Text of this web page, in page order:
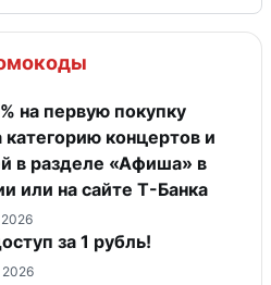
на первую покупку
категорию концертов и
в разделе «Афиша» в
или на сайте Т-Банка
за 1 рубль!
2026